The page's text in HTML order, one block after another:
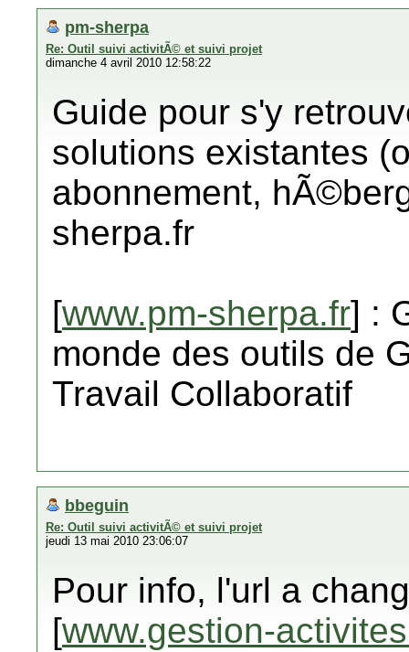
pm-sherpa
Re: Outil suivi activitÃ© et suivi projet
dimanche 4 avril 2010 12:58:22
Guide pour s'y
solutions existantes
abonnement,
sherpa.fr
[www.pm-sherpa.fr] :
monde des outils de
Travail Collaboratif
bbeguin
Re: Outil suivi activitÃ© et suivi projet
jeudi 13 mai 2010 23:06:07
Pour info, l'url a
[www.gestion-